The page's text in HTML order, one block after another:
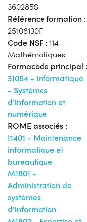
360285S
Référence formation :
25108130F
Code NSF : 114 -
Mathématiques
Formacode principal :
31054 - Informatique
- Systèmes
d’information et
numérique
ROME associés :
I1401 - Maintenance
informatique et
bureautique
M1801 -
Administration de
systèmes
d'information